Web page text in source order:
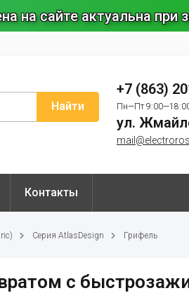
на сайте актуальна
Найти
+7 (863)
Пн—Пт
ул.
Контакты
Серия AtlasDesign Грифель
c